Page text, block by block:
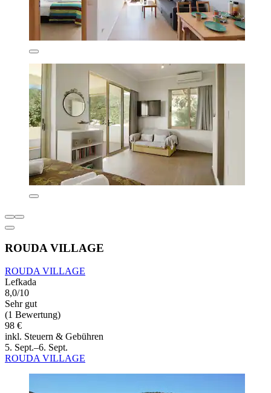
ROUDA VILLAGE
ROUDA VILLAGE
Lefkada
8,0/10
Sehr gut
(1 Bewertung)
98 €
inkl. Steuern & Gebühren
5. Sept.–6. Sept.
ROUDA VILLAGE